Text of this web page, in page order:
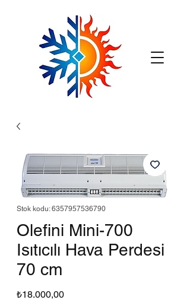
Stok kodu: 6357957536790
Olefini Mini-700
Isıtıcılı Hava Perdesi
70 cm
₺18.000,00Fiyat